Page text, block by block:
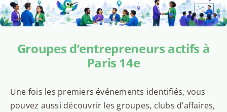
Groupes d’entrepreneurs actifs à
Paris 14e
Une fois les premiers événements identifiés, vous
pouvez aussi découvrir les groupes, clubs d’affaires,